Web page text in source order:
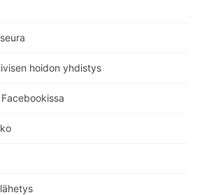
hoidon yhdistys